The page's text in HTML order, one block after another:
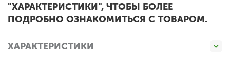
"ХАРАКТЕРИСТИКИ", ЧТОБЫ БОЛЕЕ
ПОДРОБНО ОЗНАКОМИТЬСЯ С ТОВАРОМ.
ХАРАКТЕРИСТИКИ